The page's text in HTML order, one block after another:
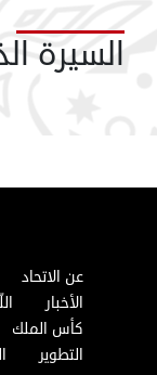
السيرة
عن الاتحاد
الأخبار
كأس الملك
التطوير